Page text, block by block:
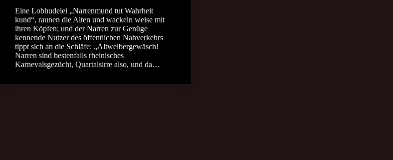
Eine Lobhudelei „Narrenmund tut Wahrheit
kund“, raunen die Alten und wackeln weise mit
ihren Köpfen; und der Narren zur Genüge
kennende Nutzer des öffentlichen Nahverkehrs
tippt sich an die Schläfe: „Altweibergewäsch!
Narren sind bestenfalls rheinisches
Karnevalsgezücht, Quartalsirre also, und da…